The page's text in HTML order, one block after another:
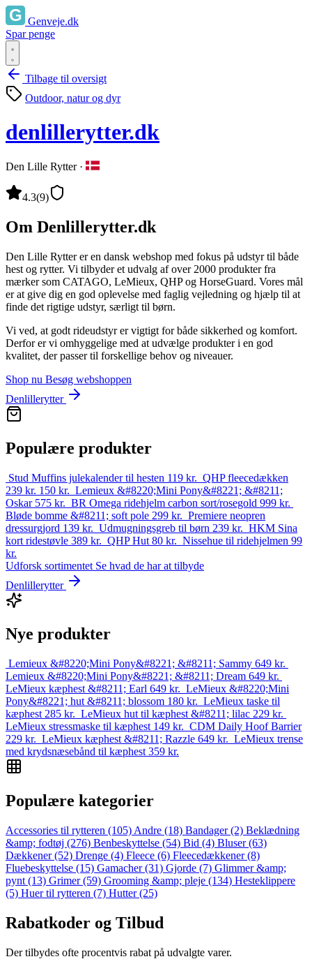
Genveje.dk
Spar penge
Tilbage til oversigt
Outdoor, natur og dyr
denlillerytter.dk
Den Lille Rytter ·
4.3(9)
Om Denlillerytter.dk
Den Lille Rytter er en dansk webshop med fokus på udstyr til både
hest og rytter. Vi tilbyder et udvalg af over 2000 produkter fra
mærker som CATAGO, LeMieux, QHP og HorseGuard. Vores mål
er at give dig en god oplevelse med faglig vejledning og hjælp til at
finde det rigtige udstyr, særligt til børn.
Vi ved, at godt rideudstyr er vigtigt for både sikkerhed og komfort.
Derfor er vi omhyggelige med at udvælge produkter i en god
kvalitet, der passer til forskellige behov og niveauer.
Shop nu Besøg webshoppen
Denlillerytter
Populære produkter
Stud Muffins julekalender til hesten 119 kr. QHP fleecedækken
239 kr. 150 kr. Lemieux &#8220;Mini Pony&#8221; &#8211;
Oskar 575 kr. BR Omega ridehjelm carbon sort/rosegold 999 kr.
Bløde bomme &#8211; soft pole 299 kr. Premiere neopren
dressurgjord 139 kr. Udmugningsgreb til børn 239 kr. HKM Sina
kort ridestøvle 389 kr. QHP Hut 80 kr. Nissehue til ridehjelmen 99
kr.
Udforsk sortimentet Se hvad de har at tilbyde
Denlillerytter
Nye produkter
Lemieux &#8220;Mini Pony&#8221; &#8211; Sammy 649 kr.
Lemieux &#8220;Mini Pony&#8221; &#8211; Dream 649 kr.
LeMieux kæphest &#8211; Earl 649 kr. LeMieux &#8220;Mini
Pony&#8221; hut &#8211; blossom 180 kr. LeMieux taske til
kæphest 285 kr. LeMieux hut til kæphest &#8211; lilac 229 kr.
LeMieux stressmaske til kæphest 149 kr. CDM Daily Hoof Barrier
229 kr. LeMieux kæphest &#8211; Razzle 649 kr. LeMieux trense
med krydsnæsebånd til kæphest 359 kr.
Populære kategorier
Accessories til rytteren (105) Andre (18) Bandager(2) Beklædning
&amp; fodtøj (276) Benbeskyttelse (54) Bid (4) Bluser(63)
Dækkener(52) Drenge (4) Fleece (6) Fleecedækkener(8)
Fluebeskyttelse (15) Gamacher(31) Gjorde (7) Glimmer &amp;
pynt (13) Grimer(59) Grooming &amp; pleje (134) Hesteklippere
(5) Huer til rytteren (7) Hutter(25)
Rabatkoder og Tilbud
Der tilbydes ofte procentvis rabat på udvalgte varer.